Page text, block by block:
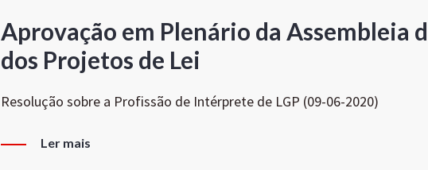
Aprovação em Plenário da Assembleia
dos Projetos de Lei
Resolução sobre a Profissão de Intérprete de LGP (09-06-2020)
Ler mais